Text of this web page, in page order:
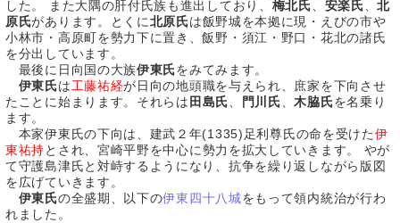
した。 また大隅の肝付氏族も進出しており、 梅北氏 安楽氏 、北
原氏があります。とくに北原氏は飯野城を本拠に現・えびの市や
小林市・高原町を勢力下に置き、飯野・須江・野口・花北の諸氏
を分出しています。
最後に日向国の大族伊東氏をみてみます。
伊東氏は工藤祐経が日向の地頭職を与えられ、庶家を下向させ
たことに始まります。それらは 田島氏 門川氏 、木脇氏を名乗り
ます。
本家伊東氏の下向は、建武２年(1335)足利尊氏の命を受けた伊
東祐持とされ、宮崎平野を中心に勢力を拡大していきます。 やが
て守護島津氏と対峙するようになり、抗争を繰り返しながら版図
を広げていきます。
伊東氏の全盛期、以下の伊東四十八城をもって領内統治が行わ
れました。